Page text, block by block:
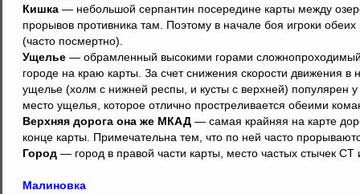
Кишка — небольшой серпантин посередине карты между
прорывов противника там. Поэтому в начале боя игроки
(часто посмертно).
Ущелье — обрамленный высокими горами
городе на краю карты. За счет снижения скорости движения
ущелье (холм с нижней респы, и кусты с верхней) популярен
место ущелья, которое отлично простреливается обеими
Верхняя дорога она же МКАД — самая крайняя на карте
конце карты. Примечательна тем, что по ней часто
Город — город в правой части карты, место частых стычек СТ
Малиновка